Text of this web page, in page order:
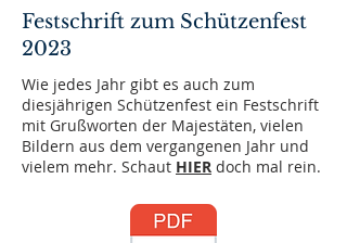
Festschrift zum Schützenfest
2023
Wie jedes Jahr gibt es auch zum
diesjährigen Schützenfest ein Festschrift
mit Grußworten der Majestäten, vielen
Bildern aus dem vergangenen Jahr und
vielem mehr. Schaut HIER doch mal rein.